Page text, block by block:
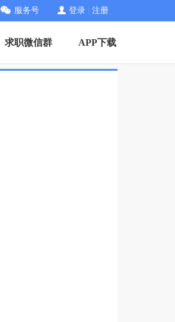
服务号 登录 注册
求职微信群 APP下载